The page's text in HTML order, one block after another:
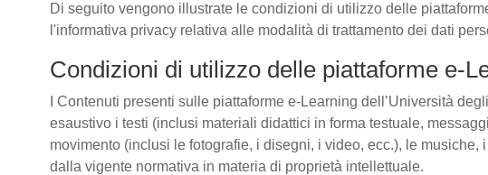
Di seguito vengono illustrate le condizioni di utilizzo delle
l'informativa privacy relativa alle modalità di trattamento dei dati
Condizioni di utilizzo delle piattaforme e-
I Contenuti presenti sulle piattaforme e-Learning dell’Università
esaustivo i testi (inclusi materiali didattici in forma testuale,
movimento (inclusi le fotografie, i disegni, i video, ecc.), le
dalla vigente normativa in materia di proprietà intellettuale.